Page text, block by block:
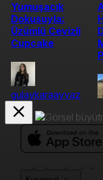
Yumuşacık
Dokusuyla:
Üzümlü Cevizli
Cupcake
gulaykaraayvaz